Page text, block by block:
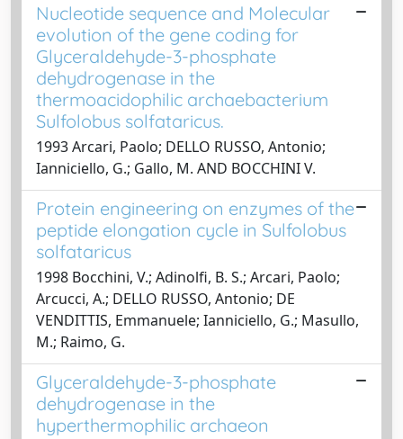
Nucleotide sequence and Molecular
evolution of the gene coding for
Glyceraldehyde-3-phosphate
dehydrogenase in the
thermoacidophilic archaebacterium
Sulfolobus solfataricus.
1993 Arcari, Paolo; DELLO RUSSO, Antonio;
Ianniciello, G.; Gallo, M. AND BOCCHINI V.
Protein engineering on enzymes of the
peptide elongation cycle in Sulfolobus
solfataricus
1998 Bocchini, V.; Adinolfi, B. S.; Arcari, Paolo;
Arcucci, A.; DELLO RUSSO, Antonio; DE
VENDITTIS, Emmanuele; Ianniciello, G.; Masullo,
M.; Raimo, G.
Glyceraldehyde-3-phosphate
dehydrogenase in the
hyperthermophilic archaeon